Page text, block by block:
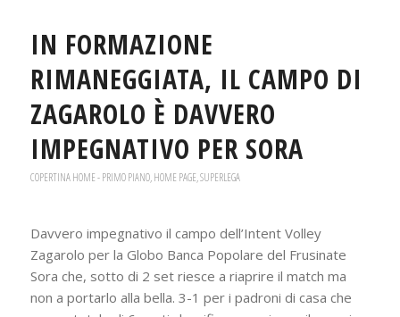
IN FORMAZIONE
RIMANEGGIATA, IL CAMPO DI
ZAGAROLO È DAVVERO
IMPEGNATIVO PER SORA
COPERTINA HOME - PRIMO PIANO,HOME PAGE,SUPERLEGA
Davvero impegnativo il campo dell’Intent Volley
Zagarolo per la Globo Banca Popolare del Frusinate
Sora che, sotto di 2 set riesce a riaprire il match ma
non a portarlo alla bella. 3-1 per i padroni di casa che